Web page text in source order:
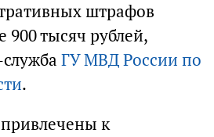
штрафов
900 тысяч рублей,
ГУ МВД России по
.
к